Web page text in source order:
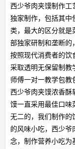
西少爷肉夹馍制作工
独家制作，包括其中
类，最大的区分就是
部独家研制和垄断的
按照现代消费者的饮
采取透明无保留制教
师傅一对一教学包教
西少爷肉夹馍浓香酥
馍一直采用最佳口味
无二的，我们制作的
的风味小吃，西少爷
念，制作营养小吃为